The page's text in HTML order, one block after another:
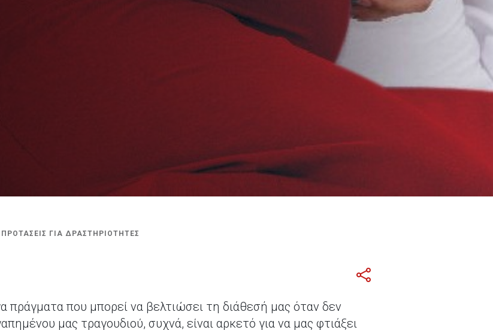
ΓΙΑ ΔΡΑΣΤΗΡΙΟΤΗΤΕΣ
πράγματα που μπορεί να βελτιώσει τη διάθεσή μας όταν δεν
μας τραγουδιού, συχνά, είναι αρκετό για να μας φτιάξει